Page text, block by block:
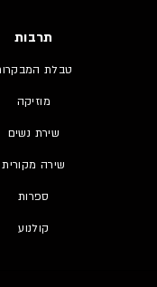
תרבות
טבלת
מוזיקה
שירת נשים
שירה מקורית
ספרות
קולנוע